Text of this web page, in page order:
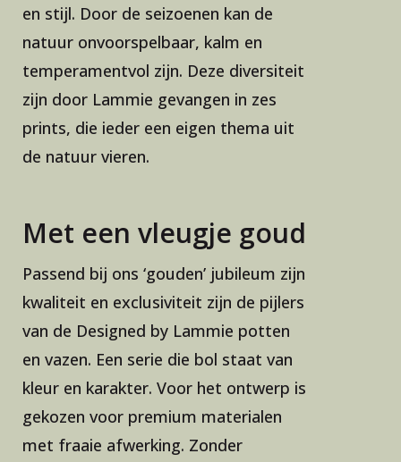
en stijl. Door de seizoenen kan de
natuur onvoorspelbaar, kalm en
temperamentvol zijn. Deze diversiteit
zijn door Lammie gevangen in zes
prints, die ieder een eigen thema uit
de natuur vieren.
Met een vleugje goud
Passend bij ons ‘gouden’ jubileum zijn
kwaliteit en exclusiviteit zijn de pijlers
van de Designed by Lammie potten
en vazen. Een serie die bol staat van
kleur en karakter. Voor het ontwerp is
gekozen voor premium materialen
met fraaie afwerking. Zonder